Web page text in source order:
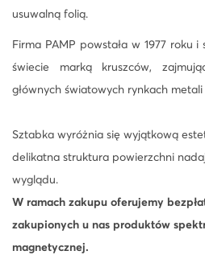
usuwalną folią.
Firma PAMP powstała w 1977 roku
świecie marką kruszców,
głównych światowych rynkach
Sztabka wyróżnia się wyjątkową
delikatna struktura powierzchni
wyglądu.
W ramach zakupu oferujemy
zakupionych u nas produktów
magnetycznej.